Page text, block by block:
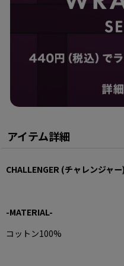
アイテム詳細
CHALLENGER (チャレンジャ
-MATERIAL-
コットン100%